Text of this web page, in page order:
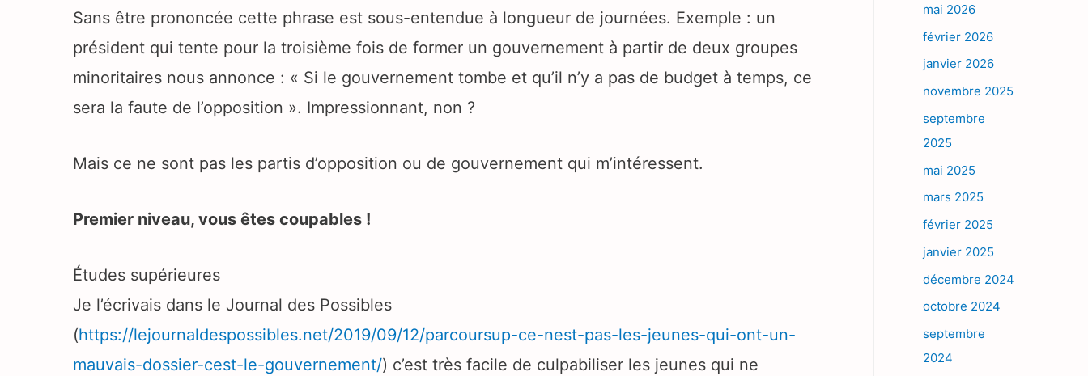
Sans être prononcée cette phrase est sous-entendue à longueur de journées. Exemple : un
président qui tente pour la troisième fois de former un gouvernement à partir de deux groupes
minoritaires nous annonce : « Si le gouvernement tombe et qu’il n’y a pas de budget à temps, ce
sera la faute de l’opposition ». Impressionnant, non ?
Mais ce ne sont pas les partis d’opposition ou de gouvernement qui m’intéressent.
Premier niveau, vous êtes coupables !
Études supérieures
Je l’écrivais dans le Journal des Possibles
(https://lejournaldespossibles.net/2019/09/12/parcoursup-ce-nest-pas-les-jeunes-qui-ont-un-
mauvais-dossier-cest-le-gouvernement/) c’est très facile de culpabiliser les jeunes qui ne
mai 2026
février 2026
janvier 2026
novembre 2025
septembre
2025
mai 2025
mars 2025
février 2025
janvier 2025
décembre 2024
octobre 2024
septembre
2024